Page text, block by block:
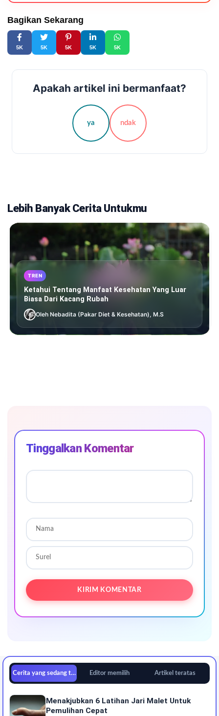
Bagikan Sekarang
5K 5K 5K 5K 5K
Apakah artikel ini bermanfaat?
ya ndak
Lebih Banyak Cerita Untukmu
TREN
Ketahui Tentang Manfaat Kesehatan Yang Luar
Biasa Dari Kacang Rubah
Oleh Nebadita (Pakar Diet & Kesehatan), M.S
Tinggalkan Komentar
Cerita yang sedang tren Editor memilih Artikel teratas
Menakjubkan 6 Latihan Jari Malet Untuk
Pemulihan Cepat